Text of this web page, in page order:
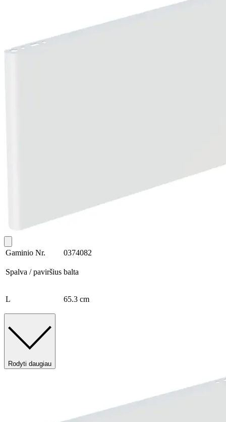
Gaminio Nr. 0374082
Spalva / paviršius balta
L 65.3 cm
Rodyti daugiau